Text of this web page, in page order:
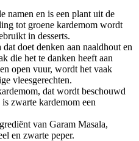
namen en is een plant uit de
tot groene kardemom wordt
in desserts.
doet denken aan naaldhout en
die het te danken heeft aan
open vuur, wordt het vaak
vleesgerechten.
dat wordt beschouwd
zwarte kardemom een
van Garam Masala,
en zwarte peper.